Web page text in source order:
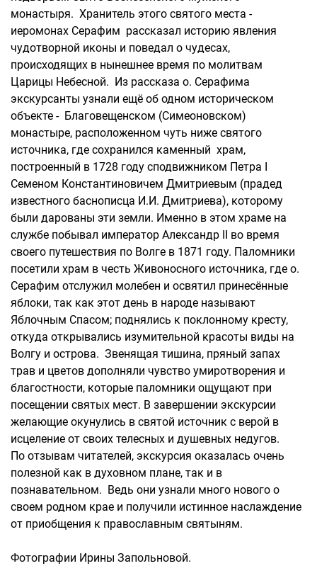
монастыря. Хранитель этого святого места -
иеромонах Серафим рассказал историю явления
чудотворной иконы и поведал о чудесах,
происходящих в нынешнее время по молитвам
Царицы Небесной. Из рассказа о. Серафима
экскурсанты узнали ещё об одном историческом
объекте - Благовещенском (Симеоновском)
монастыре, расположенном чуть ниже святого
источника, где сохранился каменный храм,
построенный в 1728 году сподвижником Петра I
Семеном Константиновичем Дмитриевым (прадед
известного баснописца И.И. Дмитриева), которому
были дарованы эти земли. Именно в этом храме на
службе побывал император Александр II во время
своего путешествия по Волге в 1871 году. Паломники
посетили храм в честь Живоносного источника, где о.
Серафим отслужил молебен и освятил принесённые
яблоки, так как этот день в народе называют
Яблочным Спасом; поднялись к поклонному кресту,
откуда открывались изумительной красоты виды на
Волгу и острова. Звенящая тишина, пряный запах
трав и цветов дополняли чувство умиротворения и
благостности, которые паломники ощущают при
посещении святых мест. В завершении экскурсии
желающие окунулись в святой источник с верой в
исцеление от своих телесных и душевных недугов.
По отзывам читателей, экскурсия оказалась очень
полезной как в духовном плане, так и в
познавательном. Ведь они узнали много нового о
своем родном крае и получили истинное наслаждение
от приобщения к православным святыням.
Фотографии Ирины Запольновой.